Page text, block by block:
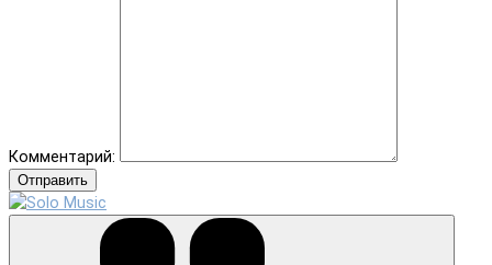
Комментарий:
Отправить